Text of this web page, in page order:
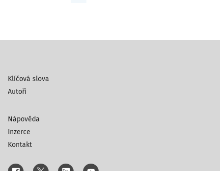
Klíčová slova
Autoři
Nápověda
Inzerce
Kontakt